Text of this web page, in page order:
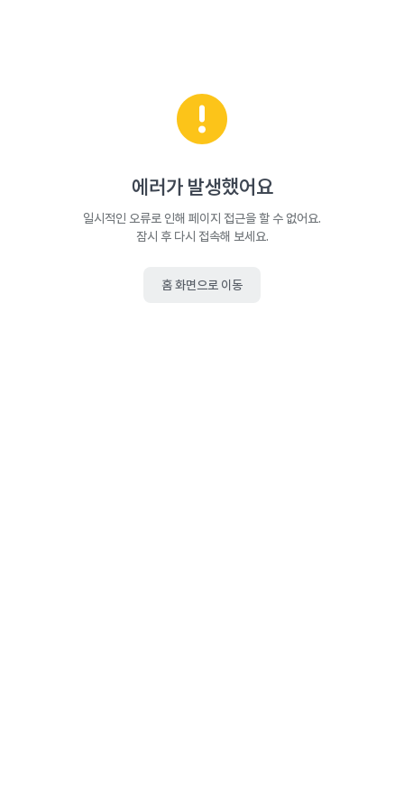
에러가 발생했어요
일시적인 오류로 인해 페이지 접근을 할 수 없어요.
잠시 후 다시 접속해 보세요.
홈 화면으로 이동